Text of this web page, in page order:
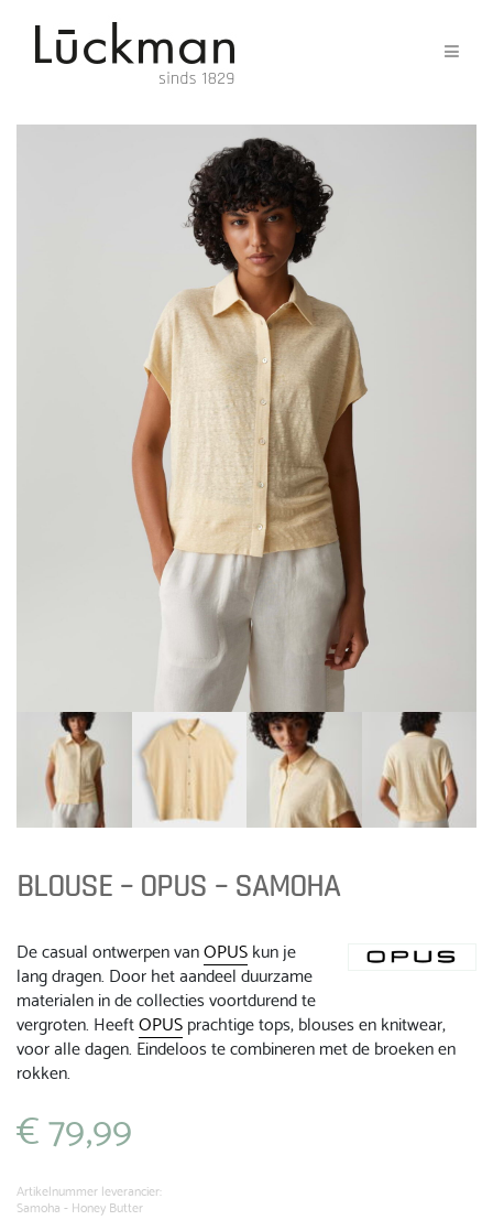
BLOUSE – OPUS – SAMOHA
De casual ontwerpen vanOPUSkun je
lang dragen. Door het aandeel duurzame
materialen in de collecties voortdurend te
vergroten. HeeftOPUSprachtige tops, blouses en knitwear,
voor alle dagen. Eindeloos te combineren met de broeken en
rokken.
€79,99
Artikelnummer leverancier:
Samoha - Honey Butter